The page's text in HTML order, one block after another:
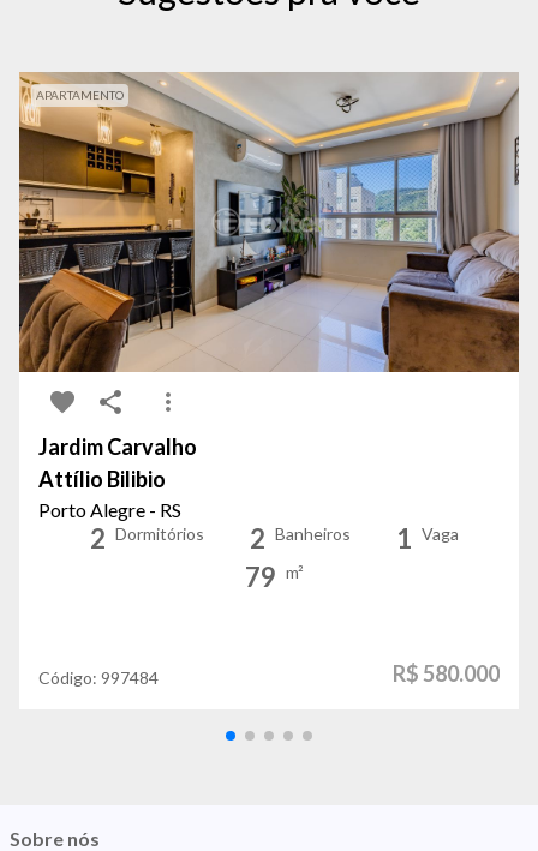
APARTAMENTO
Jardim Carvalho
Attílio Bilibio
Porto Alegre - RS
2 Dormitórios 2 Banheiros 1 Vaga
79 m²
Código: 997484 R$ 580.000
Sobre nós